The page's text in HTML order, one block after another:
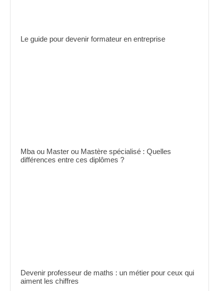
Le guide pour devenir formateur en entreprise
Mba ou Master ou Mastère spécialisé : Quelles
différences entre ces diplômes ?
Devenir professeur de maths : un métier pour ceux qui
aiment les chiffres